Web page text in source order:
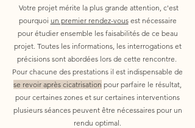
Votre projet mérite la plus grande attention, c'est
pourquoi un premier rendez-vousest nécessaire
pour étudier ensemble les faisabilités de ce beau
projet. Toutes les informations, les interrogations et
précisions sont abordées lors de cette rencontre.
Pour chacune des prestations il est indispensable de
se revoir après cicatrisation pour parfaire le résultat,
pour certaines zones et sur certaines interventions
plusieurs séances peuvent être nécessaires pour un
rendu optimal.